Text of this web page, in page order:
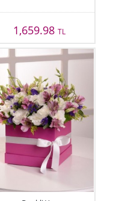
1,659.98 TL